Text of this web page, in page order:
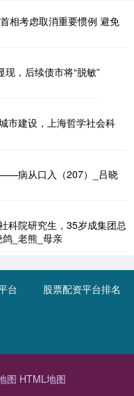
相考虑取消重要惯例 避免
现，后续债市将“脱敏”
市建设，上海哲学社会科
病从口入（207）_吕晓
科院研究生，35岁成集团总
_老熊_母亲
台 股票配资平台排名
图 HTML地图